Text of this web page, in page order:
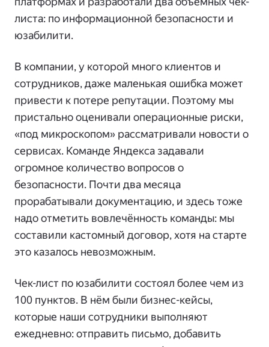
листа: по информационной безопасности и
юзабилити.
В компании, у которой много клиентов и
сотрудников, даже маленькая ошибка может
привести к потере репутации. Поэтому мы
пристально оценивали операционные риски,
«под микроскопом» рассматривали новости о
сервисах. Команде Яндекса задавали
огромное количество вопросов о
безопасности. Почти два месяца
прорабатывали документацию, и здесь тоже
надо отметить вовлечённость команды: мы
составили кастомный договор, хотя на старте
это казалось невозможным.
Чек-лист по юзабилити состоял более чем из
100 пунктов. В нём были бизнес-кейсы,
которые наши сотрудники выполняют
ежедневно: отправить письмо, добавить